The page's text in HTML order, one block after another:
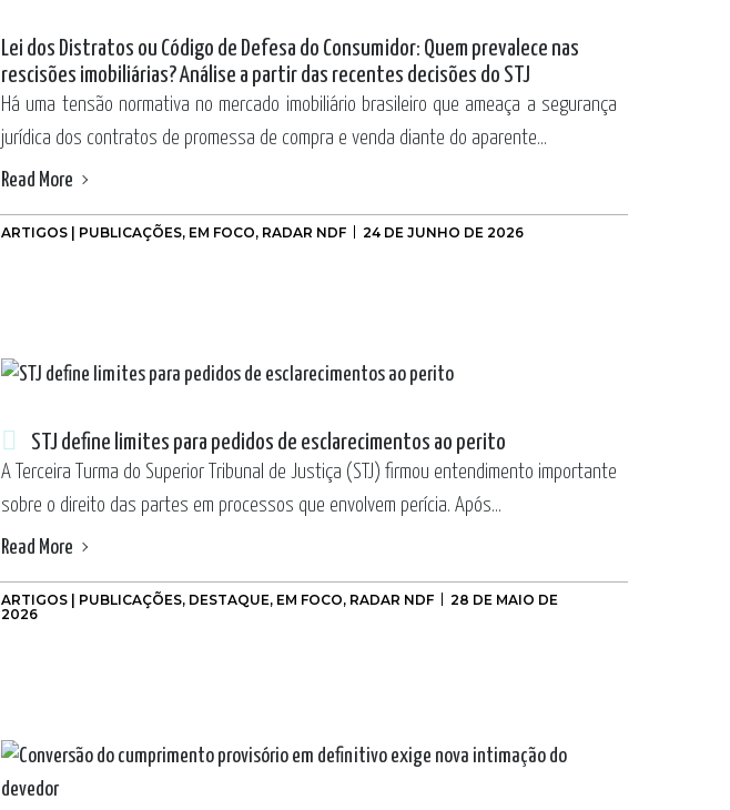
Lei dos Distratos ou Código de Defesa do Consumidor: Quem prevalece nas
rescisões imobiliárias? Análise a partir das recentes decisões do STJ
Há uma tensão normativa no mercado imobiliário brasileiro que ameaça a segurança
jurídica dos contratos de promessa de compra e venda diante do aparente...
Read More
ARTIGOS | PUBLICAÇÕES, EM FOCO, RADAR NDF 24 DE JUNHO DE 2026
STJ define limites para pedidos de esclarecimentos ao perito
A Terceira Turma do Superior Tribunal de Justiça (STJ) firmou entendimento importante
sobre o direito das partes em processos que envolvem perícia. Após...
Read More
ARTIGOS | PUBLICAÇÕES, DESTAQUE, EM FOCO, RADAR NDF
28 DE MAIO DE
2026